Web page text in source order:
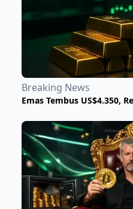
Breaking News
Emas Tembus US$4.350,